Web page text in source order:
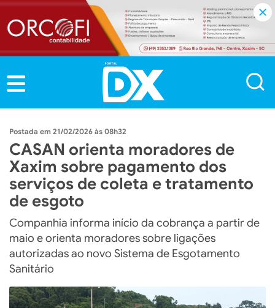
21/02/2026 às 08h32
CASAN orienta moradores de
Xaxim sobre pagamento dos
serviços de coleta e tratamento
de esgoto
Companhia informa início da cobrança a partir de
maio e orienta moradores sobre ligações
autorizadas ao novo Sistema de Esgotamento
Sanitário